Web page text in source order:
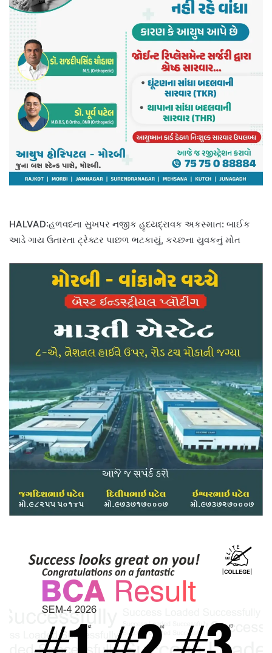
HALVAD:હળવદના સુખપર નજીક હૃદયદ્રાવક અકસ્માત: બાઈક
આડે ગાય ઉતારતા ટ્રેક્ટર પાછળ ભટકાયું, કચ્છના યુવકનું મોત